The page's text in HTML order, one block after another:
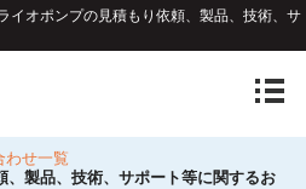
イオポンプの見積もり依頼、製品、技術、サ
わせ一覧
、製品、技術、サポート等に関するお